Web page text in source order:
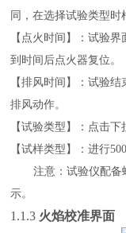
同，在选择试验类型时
【点火时间】：试验
到时间后点火器复位。
【排风时间】：试验
排风动作。
【试验类型】：点击
【试样类型】：进行
注意：试验仪配
示。
1.1.3 火焰校准界面